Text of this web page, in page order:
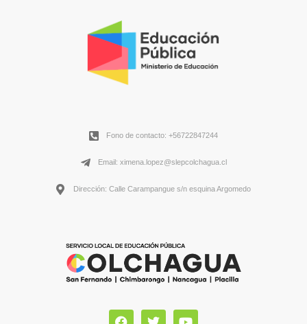
Fono de contacto: +56722847244
Email: ximena.lopez@slepcolchagua.cl
Dirección: Calle Carampangue s/n esquina Argomedo